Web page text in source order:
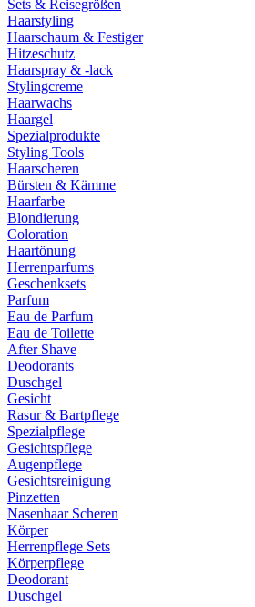
Sets & Reisegrößen
Haarstyling
Haarschaum & Festiger
Hitzeschutz
Haarspray & -lack
Stylingcreme
Haarwachs
Haargel
Spezialprodukte
Styling Tools
Haarscheren
Bürsten & Kämme
Haarfarbe
Blondierung
Coloration
Haartönung
Herrenparfums
Geschenksets
Parfum
Eau de Parfum
Eau de Toilette
After Shave
Deodorants
Duschgel
Gesicht
Rasur & Bartpflege
Spezialpflege
Gesichtspflege
Augenpflege
Gesichtsreinigung
Pinzetten
Nasenhaar Scheren
Körper
Herrenpflege Sets
Körperpflege
Deodorant
Duschgel